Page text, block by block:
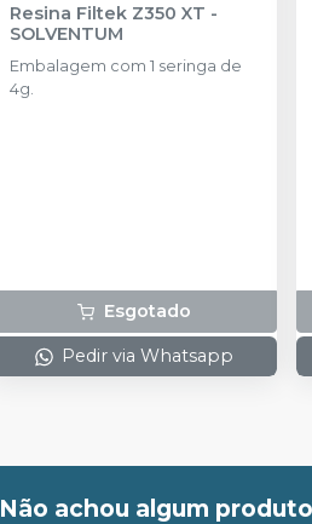
Resina Filtek Z350 XT -
SOLVENTUM
Embalagem com 1 seringa de
4g.
Esgotado
Pedir via Whatsapp
Não achou algum